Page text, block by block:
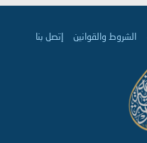
الشروط والقوانين إتصل بنا